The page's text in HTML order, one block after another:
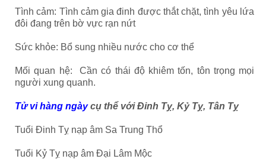
Tình cảm: Tình cảm gia đinh được thắt chặt, tình yêu lứa
đôi đang trên bờ vực rạn nứt
Sức khỏe: Bổ sung nhiều nước cho cơ thể
Mối quan hệ: Cần có thái độ khiêm tốn, tôn trọng mọi
người xung quanh.
Tử vi hàng ngàycụ thể với Đinh Tỵ, Kỷ Tỵ, Tân Tỵ
Tuổi Đinh Tỵ nạp âm Sa Trung Thổ
Tuổi Kỷ Tỵ nạp âm Đại Lâm Mộc